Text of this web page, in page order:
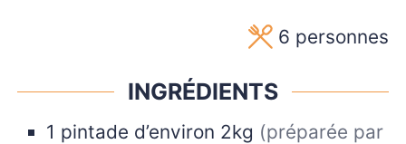
6 personnes
INGRÉDIENTS
1 pintade d’environ 2kg (préparée par